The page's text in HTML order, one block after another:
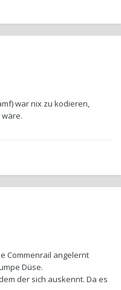
war nix zu kodieren,
Commenrail angelernt
Düse.
der sich auskennt. Da es